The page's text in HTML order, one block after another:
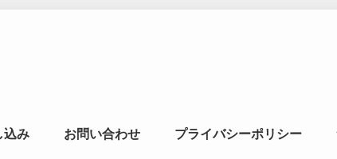
ミナール｜風
込み お問い合わせ プライバシーポリシー